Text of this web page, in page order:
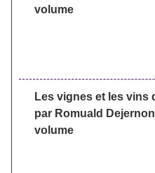
volume
Les vignes et les vins
par Romuald
volume